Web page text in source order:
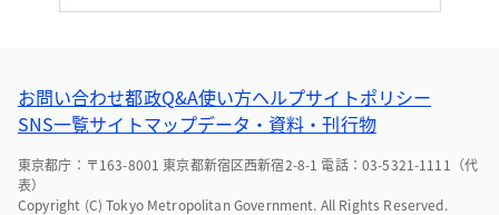
お問い合わせ都政Q&A使い方ヘルプサイトポリシー
SNS一覧サイトマップデータ・資料・刊行物
東京都庁：〒163-8001 東京都新宿区西新宿2-8-1 電話：03-5321-1111（代
表）
Copyright (C) Tokyo Metropolitan Government. All Rights Reserved.